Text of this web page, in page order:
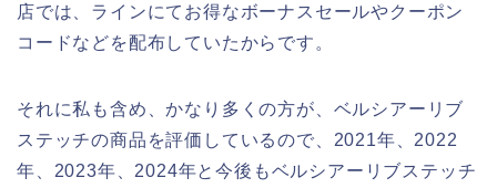
店では、ラインにてお得なボーナスセールやクーポン
コードなどを配布していたからです。
それに私も含め、かなり多くの方が、ベルシアーリブ
ステッチの商品を評価しているので、2021年、2022
年、2023年、2024年と今後もベルシアーリブステッチ